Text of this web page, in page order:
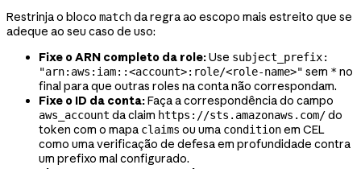
Restrinja o bloco matchda regra ao escopo mais estreito que se
adeque ao seu caso de uso:
Fixe o ARN completo da role:Use subject_prefix:
"arn:aws:iam::<account>:role/<role-name>" sem *no
final para que outras roles na conta não correspondam.
Fixe o ID da conta:Faça a correspondência do campo
aws_account da claim https://sts.amazonaws.com/do
token com o mapa claims ou uma conditionem CEL
como uma verificação de defesa em profundidade contra
um prefixo mal configurado.